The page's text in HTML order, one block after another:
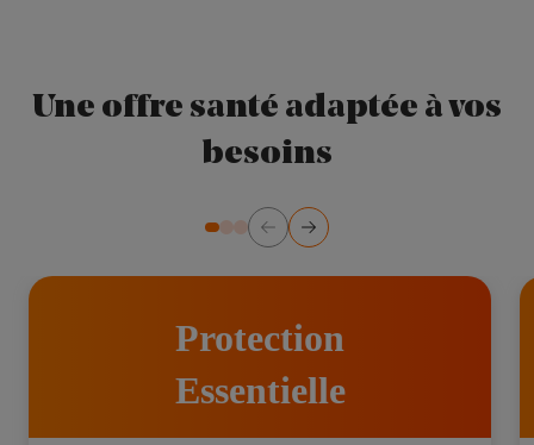
Une offre santé adaptée à vos
besoins
Diapositive numéro 1
Diapositive numéro 2
Diapositive numéro 3
Précédent
Suivant
Protection
Essentielle